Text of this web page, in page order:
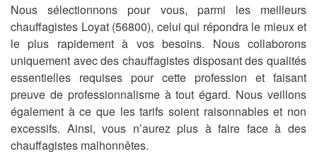
Nous sélectionnons pour vous, parmi les meilleurs
chauffagistes Loyat (56800), celui qui répondra le mieux et
le plus rapidement à vos besoins. Nous collaborons
uniquement avec des chauffagistes disposant des qualités
essentielles requises pour cette profession et faisant
preuve de professionnalisme à tout égard. Nous veillons
également à ce que les tarifs soient raisonnables et non
excessifs. Ainsi, vous n’aurez plus à faire face à des
chauffagistes malhonnêtes.